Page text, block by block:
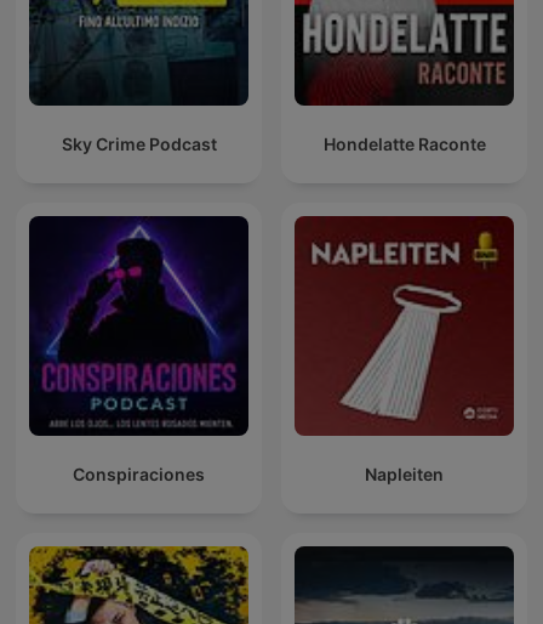
Sky Crime Podcast Hondelatte Raconte
Conspiraciones Napleiten